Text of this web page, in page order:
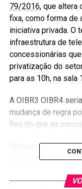
79/2016, que altera
fixa, como forma de
iniciativa privada. O
infraestrutura de
concessionárias
privatização do
para as 10h, na sala
A OIBR3 OIBR4
mudança de regra
fixo do que as
Noticiamos
Lei O aumento no
agosto,levantou